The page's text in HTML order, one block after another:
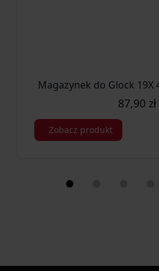
Magazynek do Glock 19X
87,90 zł
Zobacz produkt